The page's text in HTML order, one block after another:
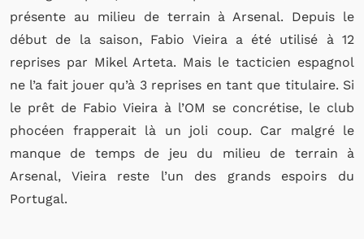
présente au milieu de terrain à Arsenal. Depuis le
début de la saison, Fabio Vieira a été utilisé à 12
reprises par Mikel Arteta. Mais le tacticien espagnol
ne l’a fait jouer qu’à 3 reprises en tant que titulaire. Si
le prêt de Fabio Vieira à l’OM se concrétise, le club
phocéen frapperait là un joli coup. Car malgré le
manque de temps de jeu du milieu de terrain à
Arsenal, Vieira reste l’un des grands espoirs du
Portugal.